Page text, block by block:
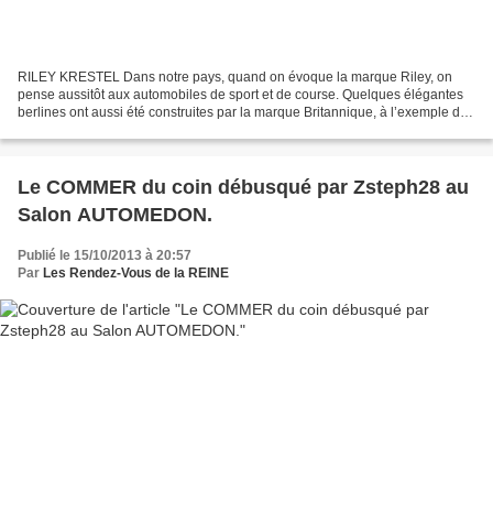
RILEY KRESTEL Dans notre pays, quand on évoque la marque Riley, on
pense aussitôt aux automobiles de sport et de course. Quelques élégantes
berlines ont aussi été construites par la marque Britannique, à l’exemple de
Le COMMER du coin débusqué par Zsteph28 au
Salon AUTOMEDON.
Publié le 15/10/2013 à 20:57
Par Les Rendez-Vous de la REINE